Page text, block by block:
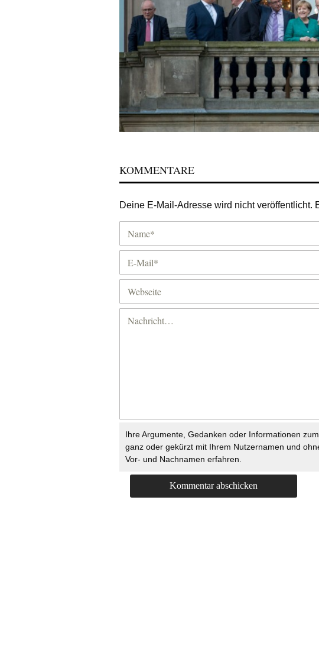
KOMMENTARE
Deine E-Mail-Adresse wird nicht veröffentlicht.
Ihre Argumente, Gedanken oder Informationen
ganz oder gekürzt mit Ihrem Nutzernamen und
Vor- und Nachnamen erfahren.